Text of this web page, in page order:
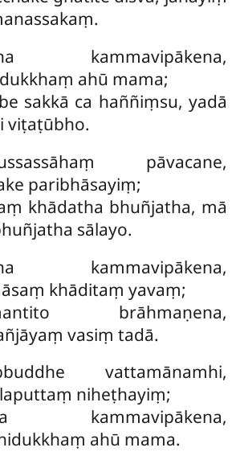
kammavipākena,
ahū mama;
sakkā ca haññiṃsu, yadā
viṭaṭūbho.
pāvacane,
paribhāsayiṃ;
khādatha bhuñjatha, mā
sālayo.
kammavipākena,
khāditaṃ yavaṃ;
brāhmaṇena,
vasiṃ tadā.
vattamānamhi,
niheṭhayiṃ;
kammavipākena,
ahū mama.